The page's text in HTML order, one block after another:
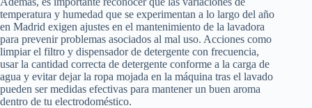
temperatura y humedad que se experimentan a lo largo del año
en Madrid exigen ajustes en el mantenimiento de la lavadora
para prevenir problemas asociados al mal uso. Acciones como
limpiar el filtro y dispensador de detergente con frecuencia,
usar la cantidad correcta de detergente conforme a la carga de
agua y evitar dejar la ropa mojada en la máquina tras el lavado
pueden ser medidas efectivas para mantener un buen aroma
dentro de tu electrodoméstico.